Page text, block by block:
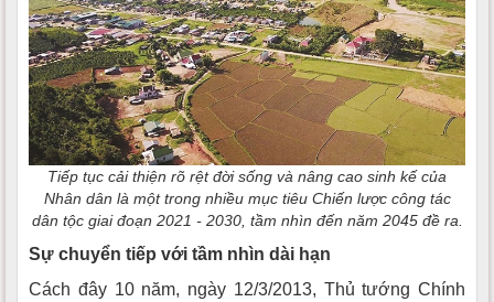
Tiếp tục cải thiện rõ rệt đời sống và nâng cao sinh kế của
Nhân dân là một trong nhiều mục tiêu Chiến lược công tác
dân tộc giai đoạn 2021 - 2030, tầm nhìn đến năm 2045 đề ra.
Sự chuyển tiếp với tầm nhìn dài hạn
Cách đây 10 năm, ngày 12/3/2013, Thủ tướng Chính